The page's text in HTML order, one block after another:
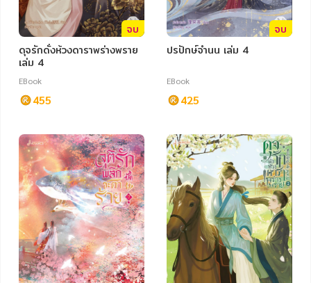
จบ
ดุจรักดั่งห้วงดาราพร่างพราย
เล่ม 4
EBook
455
จบ
ปรปักษ์จำนน เล่ม 4
EBook
425